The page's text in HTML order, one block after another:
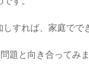
すれば、家庭で
題と向き合ってみま